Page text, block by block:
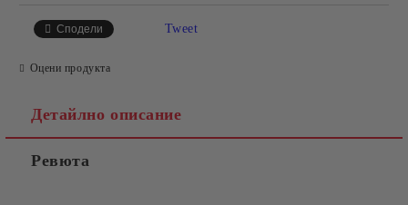
Сподели Tweet
Оцени продукта
Детайлно описание
Ревюта